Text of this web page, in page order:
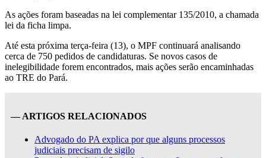
As ações foram baseadas na lei complementar 135/2010, a chamada
lei da ficha limpa.
Até esta próxima terça-feira (13), o MPF continuará analisando
cerca de 750 pedidos de candidaturas. Se novos casos de
inelegibilidade forem encontrados, mais ações serão encaminhadas
ao TRE do Pará.
— ARTIGOS RELACIONADOS
Advogado do PA explica por que alguns processos
judiciais precisam de sigilo